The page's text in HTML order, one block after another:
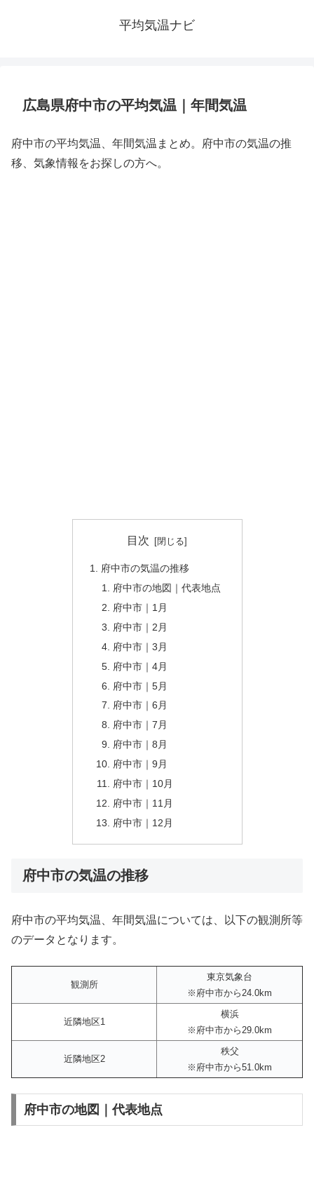
平均気温ナビ
広島県府中市の平均気温｜年間気温
府中市の平均気温、年間気温まとめ。府中市の気温の推
移、気象情報をお探しの方へ。
目次
府中市の気温の推移
府中市の地図｜代表地点
府中市｜1月
府中市｜2月
府中市｜3月
府中市｜4月
府中市｜5月
府中市｜6月
府中市｜7月
府中市｜8月
府中市｜9月
府中市｜10月
府中市｜11月
府中市｜12月
府中市の気温の推移
府中市の平均気温、年間気温については、以下の観測所等
のデータとなります。
観測所
東京気象台
※府中市から24.0km
近隣地区1
横浜
※府中市から29.0km
近隣地区2
秩父
※府中市から51.0km
府中市の地図｜代表地点